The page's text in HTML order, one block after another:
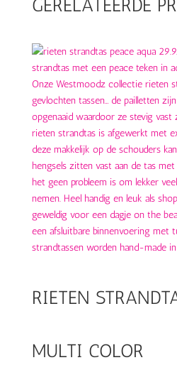
GERELATEERDE
RIETEN
MULTI COLOR